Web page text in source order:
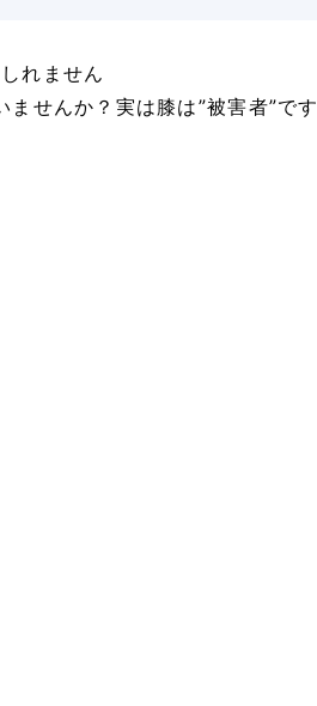
れません
ませんか？実は膝は”被害者”です